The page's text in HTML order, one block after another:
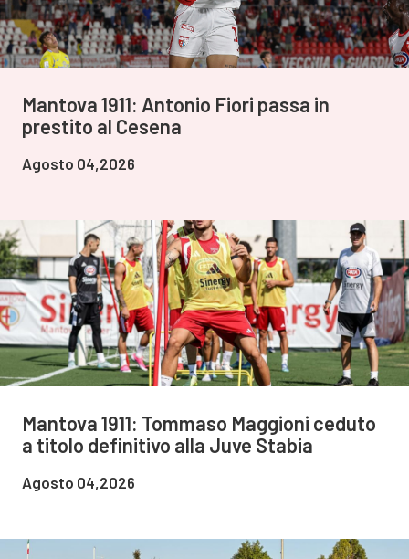
Mantova 1911: Antonio Fiori passa in
prestito al Cesena
Agosto 04,2026
Mantova 1911: Tommaso Maggioni ceduto
a titolo definitivo alla Juve Stabia
Agosto 04,2026